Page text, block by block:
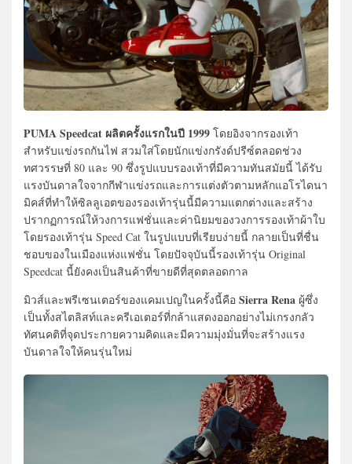
PUMA Speedcat ผลิตครั้งแรกในปี 1999 โดยอิงจากรองเท้า
สำหรับแข่งรถกันไฟ สวมใส่โดยนักแข่งกรังด์ปรีซ์ตลอดช่วง
ทศวรรษที่ 80 และ 90 ซึ่งรูปแบบรองเท้าที่มีความทันสมัยนี้ ได้รับ
แรงบันดาลใจจากกีฬาแข่งรถและการแต่งตัวตามหลักแอโรไดนา
มิคส์ที่ทำให้ซิลลูเอตของรองเท้ารุ่นนี้มีความแตกต่างและสร้าง
ปรากฏการณ์ให้วงการแฟชั่นและค่านิยมของวงการรองเท้าผ้าใบ
โดยรองเท้ารุ่น Speed Cat ในรูปแบบที่เรียบง่ายนี้ กลายเป็นที่ชื่น
ชอบของในเมืองแห่งแฟชั่น โดยปัจจุบันนี้รองเท้ารุ่น Original
Speedcat นี้ยังคงเป็นสินค้าที่ขายดีที่สุดตลอดกาล
มิวส์และพรีเซนเตอร์ของแคมเปญในครั้งนี้คือ Sierra Rena ผู้ซึ่ง
เป็นทั้งสไตลิสท์และครีเอเตอร์ที่กล้าแสดงออกอย่างไม่เกรงกลัว
ทัศนคติที่จุดประกายความคิดและมีความมุ่งมั่นที่จะสร้างแรง
บันดาลใจให้คนรุ่นใหม่